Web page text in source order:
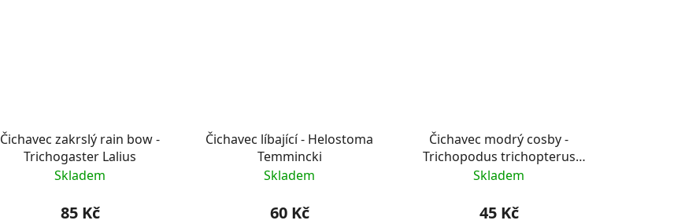
Čichavec zakrslý rain bow -
Trichogaster Lalius
Skladem
85 Kč
Čichavec líbající - Helostoma
Temmincki
Skladem
60 Kč
Čichavec modrý cosby -
Trichopodus trichopterus
sumatranus m. Cosby
Skladem
45 Kč